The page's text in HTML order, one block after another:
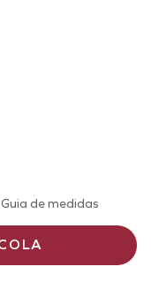
Guia de medidas